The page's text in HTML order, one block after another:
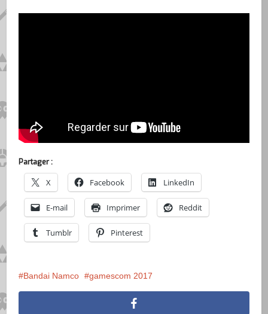
Partager :
X Facebook LinkedIn
E-mail Imprimer Reddit
Tumblr Pinterest
Bandai Namco gamescom 2017